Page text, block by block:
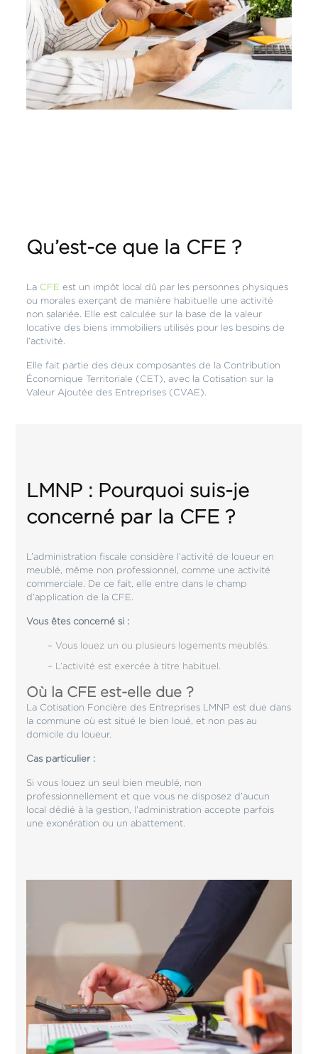
Qu’est-ce que la CFE ?
La CFE est un impôt local dû par les personnes physiques
ou morales exerçant de manière habituelle une activité
non salariée. Elle est calculée sur la base de la valeur
locative des biens immobiliers utilisés pour les besoins de
l’activité.
Elle fait partie des deux composantes de la Contribution
Économique Territoriale (CET), avec la Cotisation sur la
Valeur Ajoutée des Entreprises (CVAE).
LMNP : Pourquoi suis-je
concerné par la CFE ?
L’administration fiscale considère l’activité de loueur en
meublé, même non professionnel, comme une activité
commerciale. De ce fait, elle entre dans le champ
d’application de la CFE.
Vous êtes concerné si :
– Vous louez un ou plusieurs logements meublés.
– L’activité est exercée à titre habituel.
Où la CFE est-elle due ?
La Cotisation Foncière des Entreprises LMNP est due dans
la commune où est situé le bien loué, et non pas au
domicile du loueur.
Cas particulier :
Si vous louez un seul bien meublé, non
professionnellement et que vous ne disposez d’aucun
local dédié à la gestion, l’administration accepte parfois
une exonération ou un abattement.